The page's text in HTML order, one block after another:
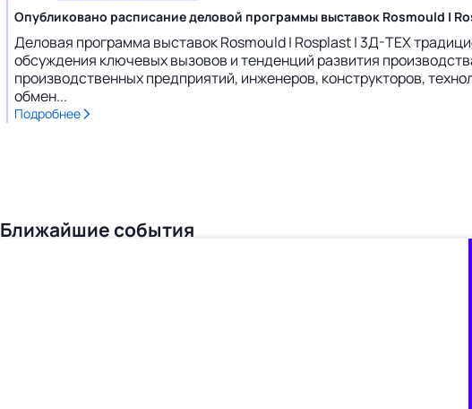
Опубликовано расписание деловой программы выставок Rosmould |
Деловая программа выставок Rosmould | Rosplast | 3Д-ТЕХ
обсуждения ключевых вызовов и тенденций развития
производственных предприятий, инженеров, конструкторов,
обмен...
Подробнее
Ближайшие события